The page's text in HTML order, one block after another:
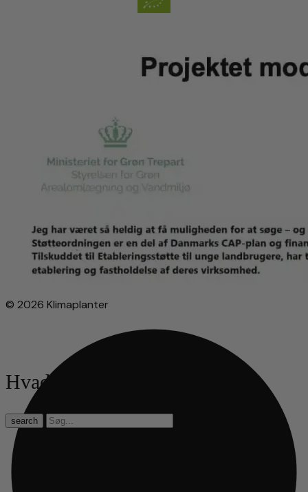
© 2026 Klimaplanter
Hvad leder du efter?
search